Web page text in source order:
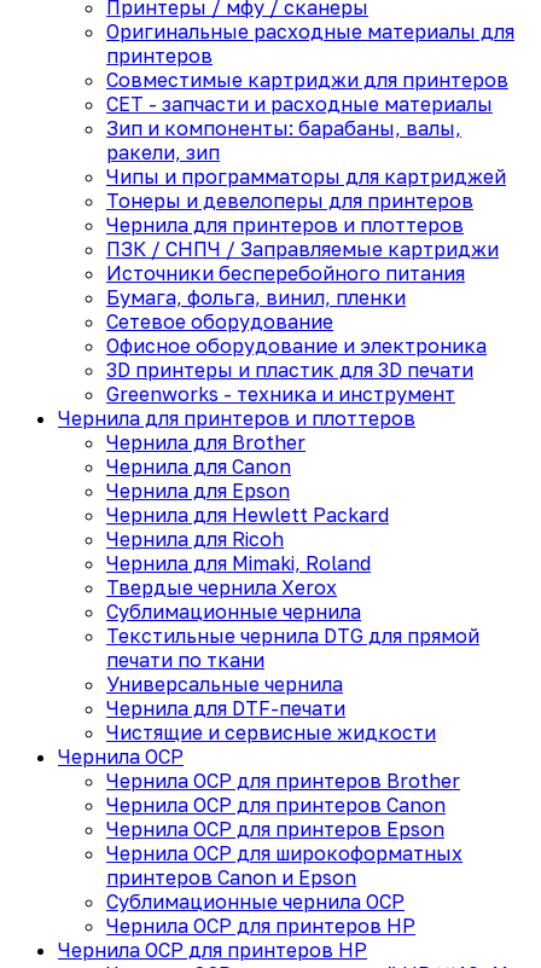
Принтеры / мфу / сканеры
Оригинальные расходные материалы для
принтеров
Совместимые картриджи для принтеров
CET - запчасти и расходные материалы
Зип и компоненты: барабаны, валы,
ракели, зип
Чипы и программаторы для картриджей
Тонеры и девелоперы для принтеров
Чернила для принтеров и плоттеров
ПЗК / СНПЧ / Заправляемые картриджи
Источники бесперебойного питания
Бумага, фольга, винил, пленки
Сетевое оборудование
Офисное оборудование и электроника
3D принтеры и пластик для 3D печати
Greenworks - техника и инструмент
Чернила для принтеров и плоттеров
Чернила для Brother
Чернила для Canon
Чернила для Epson
Чернила для Hewlett Packard
Чернила для Ricoh
Чернила для Mimaki, Roland
Твердые чернила Xerox
Сублимационные чернила
Текстильные чернила DTG для прямой
печати по ткани
Универсальные чернила
Чернила для DTF-печати
Чистящие и сервисные жидкости
Чернила OCP
Чернила OCP для принтеров Brother
Чернила OCP для принтеров Canon
Чернила OCP для принтеров Epson
Чернила OCP для широкоформатных
принтеров Canon и Epson
Сублимационные чернила OCP
Чернила OCP для принтеров HP
Чернила OCP для принтеров HP